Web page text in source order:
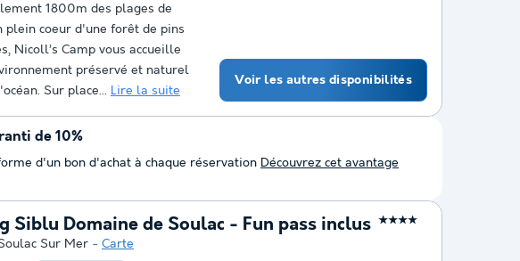
1800m des plages de
plein coeur d'une forêt de pins
Nicoll’s Camp vous accueille
préservé et naturel
Sur place... Lire la suite
Voir les autres disponibilités
Siblu Domaine de Soulac - Fun pass inclus ★★★★
Sur Mer Carte
de 10%
d'un bon d'achat à chaque réservation Découvrez cet avantage